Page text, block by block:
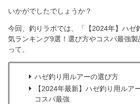
いかがでしたでしょうか？
今回、釣りラボでは、「【2024年】ハゼ
気ランキング9選！選び方やコスパ最強
って、
ハゼ釣り用ルアーの選び方
【2024年最新】ハゼ釣り用ルア
コスパ最強